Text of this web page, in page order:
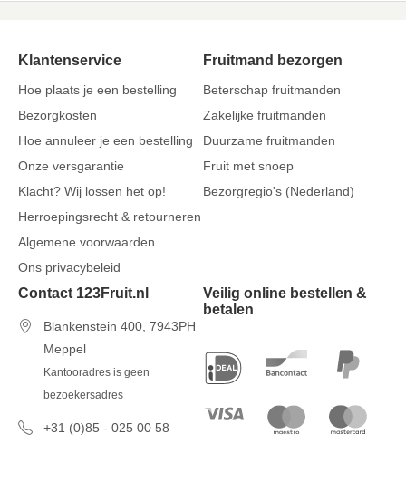
Klantenservice
Hoe plaats je een bestelling
Bezorgkosten
Hoe annuleer je een bestelling
Onze versgarantie
Klacht? Wij lossen het op!
Herroepingsrecht & retourneren
Algemene voorwaarden
Ons privacybeleid
Fruitmand bezorgen
Beterschap fruitmanden
Zakelijke fruitmanden
Duurzame fruitmanden
Fruit met snoep
Bezorgregio's (Nederland)
Contact 123Fruit.nl
Blankenstein 400, 7943PH
Meppel
Kantooradres is geen
bezoekersadres
+31 (0)85 - 025 00 58
Veilig online bestellen &
betalen